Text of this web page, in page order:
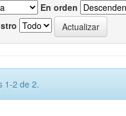
En orden
1-2 de 2.